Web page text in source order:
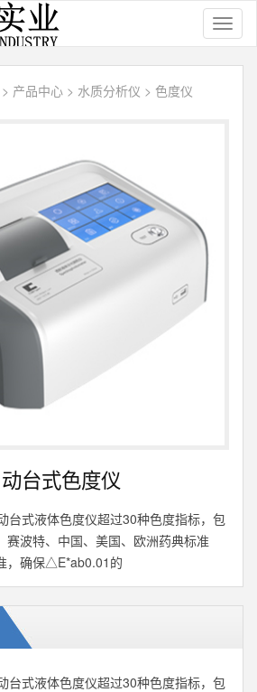
> 产品中心 > 水质分析仪 > 色度仪
台式色度仪
台式液体色度仪超过30种色度指标，包
赛波特、中国、美国、欧洲药典标准
，确保△E*ab0.01的
台式液体色度仪超过30种色度指标，包